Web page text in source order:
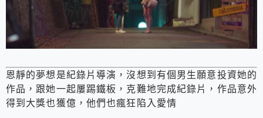
恩靜的夢想是紀錄片導演，沒想到有個男生願意投資她的
作品，跟她一起屢踢鐵板，克難地完成紀錄片，作品意外
得到大獎也獲億，他們也瘋狂陷入愛情